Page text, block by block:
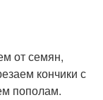
от семян,
кончики с
пополам.